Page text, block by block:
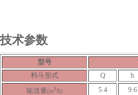
技术参数
型号
料斗形式
Q h
输送量(m3/h) 5.4 9.6